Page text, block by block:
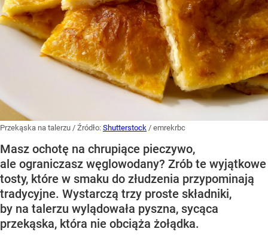
Przekąska na talerzu / Źródło: Shutterstock / emrekrbc
Masz ochotę na chrupiące pieczywo,
ale ograniczasz węglowodany? Zrób te wyjątkowe
tosty, które w smaku do złudzenia przypominają
tradycyjne. Wystarczą trzy proste składniki,
by na talerzu wylądowała pyszna, sycąca
przekąska, która nie obciąża żołądka.